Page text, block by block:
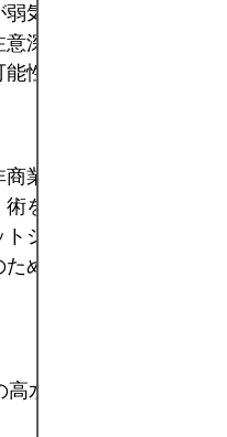
気のダイバージェン
深く監視するか、少
性があります。
業トレーダーのネッ
術を習得します。過去
ショートポジション
め、COTデータは特
水準に達した場合：